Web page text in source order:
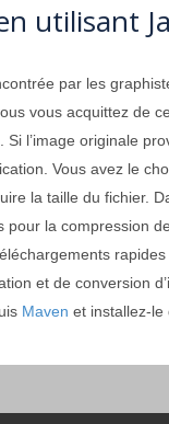
utilisant
par les
vous acquittez de
l’image originale
Vous avez le
la taille du fichier.
la compression
et de conversion
Maven et installez-le